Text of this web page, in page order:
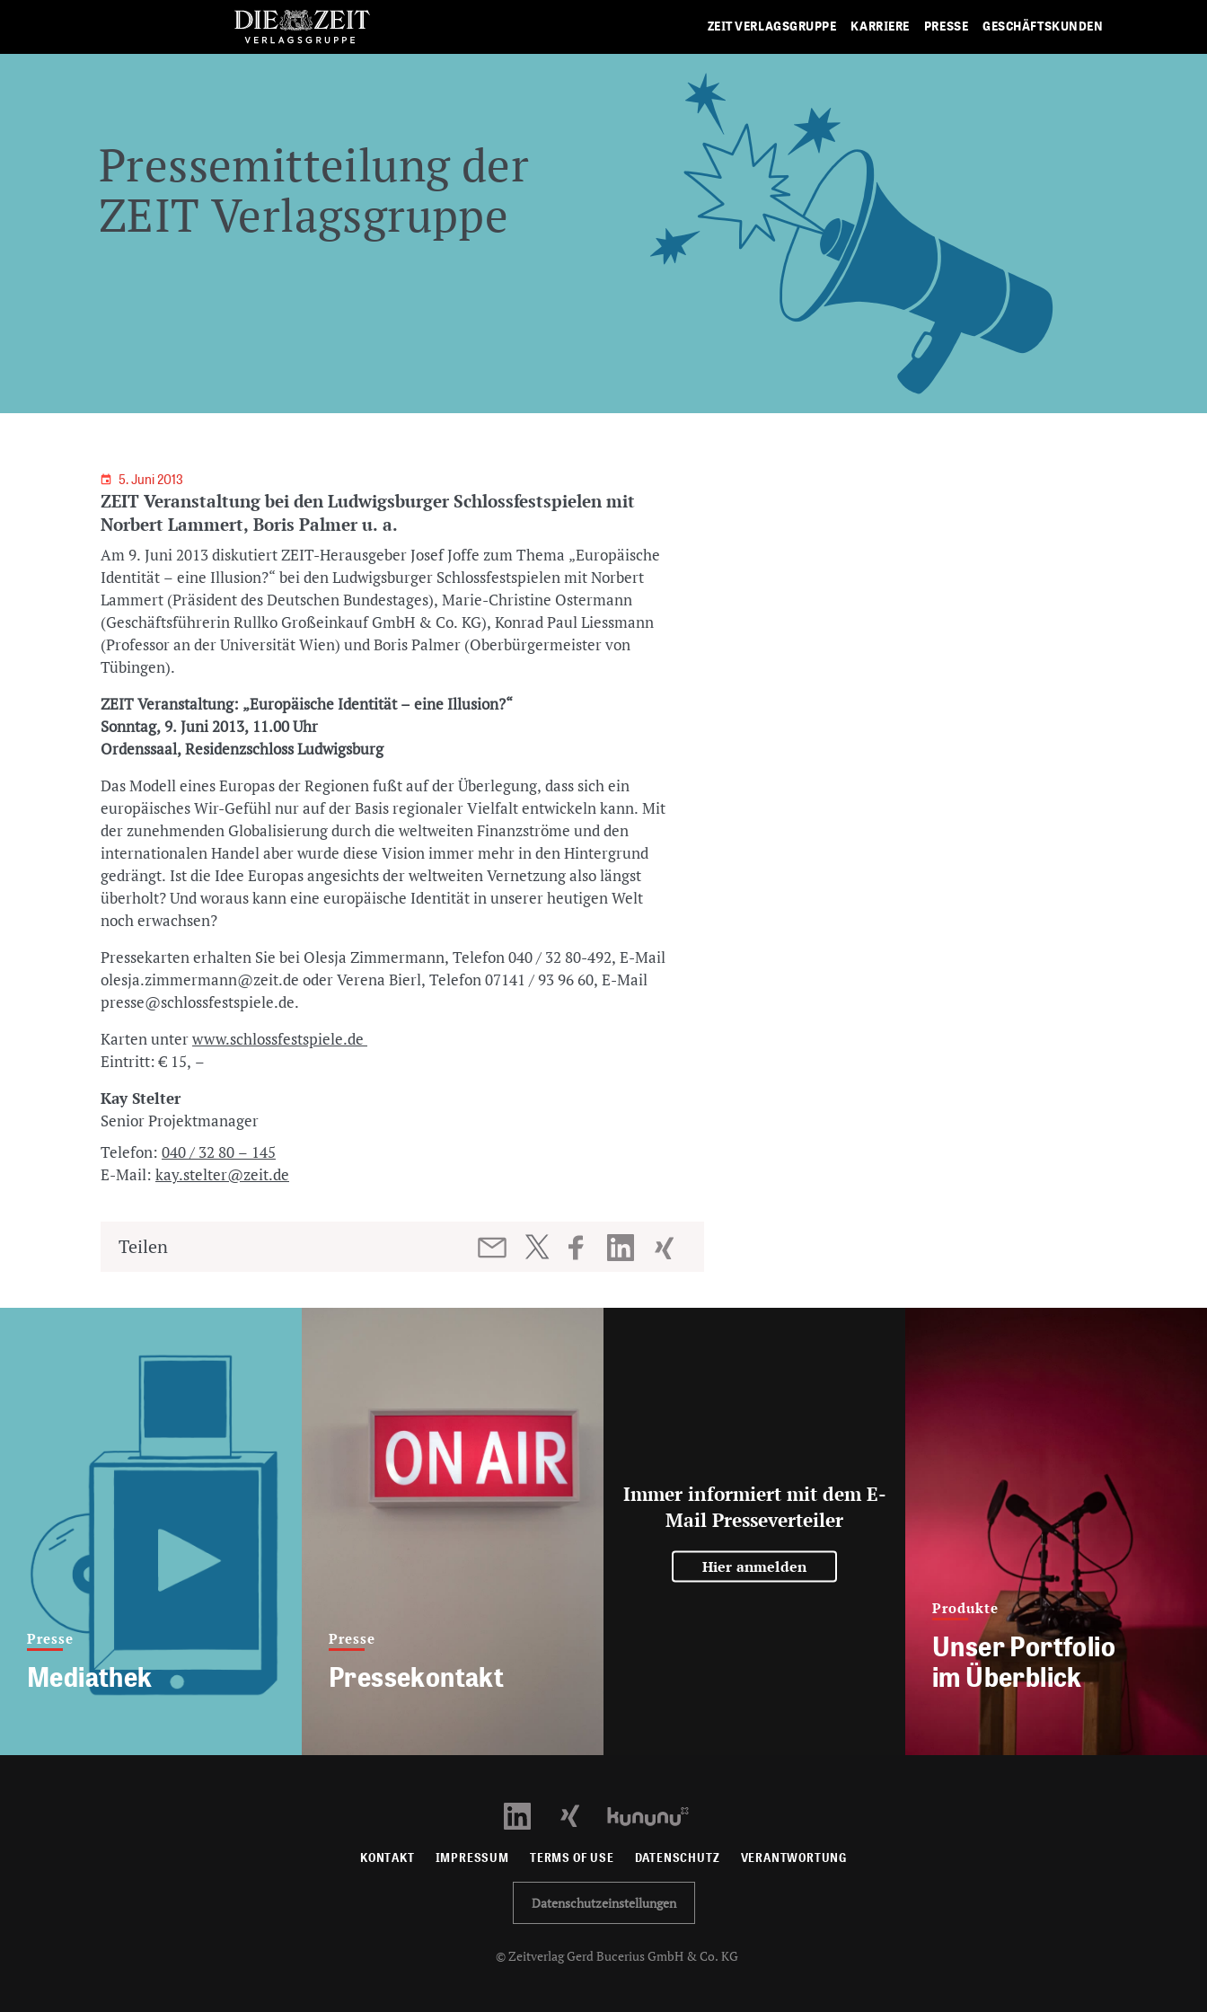
ZEIT VERLAGSGRUPPE KARRIERE PRESSE GESCHÄFTSKUNDEN
Pressemitteilung der
ZEIT Verlagsgruppe
5. Juni 2013
ZEIT Veranstaltung bei den Ludwigsburger Schlossfestspielen mit
Norbert Lammert, Boris Palmer u. a.
Am 9. Juni 2013 diskutiert ZEIT-Herausgeber Josef Joffe zum Thema „Europäische
Identität – eine Illusion?“ bei den Ludwigsburger Schlossfestspielen mit Norbert
Lammert (Präsident des Deutschen Bundestages), Marie-Christine Ostermann
(Geschäftsführerin Rullko Großeinkauf GmbH & Co. KG), Konrad Paul Liessmann
(Professor an der Universität Wien) und Boris Palmer (Oberbürgermeister von
Tübingen).
ZEIT Veranstaltung: „Europäische Identität – eine Illusion?“
Sonntag, 9. Juni 2013, 11.00 Uhr
Ordenssaal, Residenzschloss Ludwigsburg
Das Modell eines Europas der Regionen fußt auf der Überlegung, dass sich ein
europäisches Wir-Gefühl nur auf der Basis regionaler Vielfalt entwickeln kann. Mit
der zunehmenden Globalisierung durch die weltweiten Finanzströme und den
internationalen Handel aber wurde diese Vision immer mehr in den Hintergrund
gedrängt. Ist die Idee Europas angesichts der weltweiten Vernetzung also längst
überholt? Und woraus kann eine europäische Identität in unserer heutigen Welt
noch erwachsen?
Pressekarten erhalten Sie bei Olesja Zimmermann, Telefon 040 / 32 80-492, E-Mail
olesja.zimmermann@zeit.de oder Verena Bierl, Telefon 07141 / 93 96 60, E-Mail
presse@schlossfestspiele.de.
Karten unterwww.schlossfestspiele.de
Eintritt: € 15, –
Kay Stelter
Senior Projektmanager
Telefon: 040 / 32 80 – 145
E-Mail: kay.stelter@zeit.de
Teilen
Presse
Mediathek
Presse
Pressekontakt
Immer informiert mit dem E-
Mail Presseverteiler
Hier anmelden
Produkte
Unser Portfolio
im Überblick
KONTAKT IMPRESSUM TERMS OF USE DATENSCHUTZ VERANTWORTUNG
Datenschutzeinstellungen
© Zeitverlag Gerd Bucerius GmbH & Co. KG